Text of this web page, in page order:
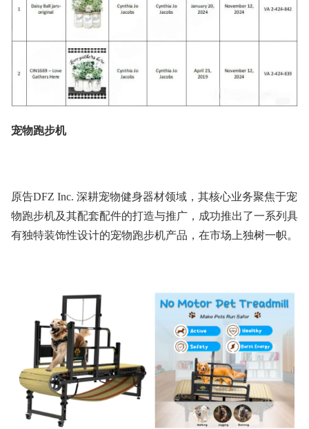
宠物跑步机
原告DFZ Inc. 深耕宠物健身器材领域，其核心业务聚焦于宠
物跑步机及其配套配件的打造与推广 ， 成功推出了一系列具
有独特装饰性设计的宠物跑步机产品，在市场上独树一帜。